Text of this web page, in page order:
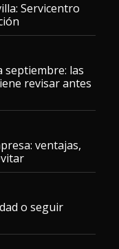
Servicentro
las
revisar antes
ventajas,
o seguir